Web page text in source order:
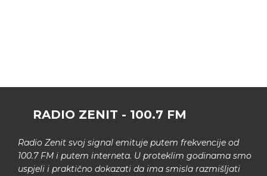
RADIO ZENIT - 100.7 FM
Radio Zenit svoj signal emituje putem frekvencije od
100.7 FM i putem interneta. U proteklim godinama smo
uspjeli i praktično dokazati da ima smisla razmišljati